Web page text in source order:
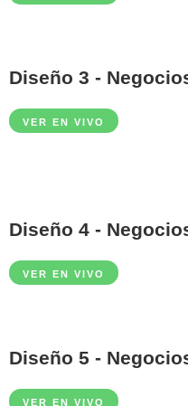
Diseño 3 -
VER EN VIVO
Diseño 4 -
VER EN VIVO
Diseño 5 -
VER EN VIVO